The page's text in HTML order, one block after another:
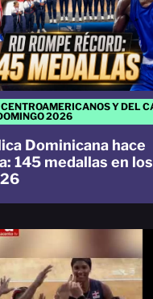
CENTROAMERICANOS Y DEL
2026
Dominicana hace
145 medallas en los